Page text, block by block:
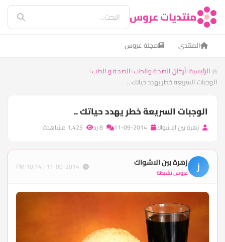
منتديات عروس
المنتدى مجلة عروس
الرئيسية أركان الصحة والطب الصحة و الطب
الوجبات السريعة خطر يهدد حياتك ..
الوجبات السريعة خطر يهدد حياتك ..
زهرة بين الاشواك
ز زهرة بين الاشواك
عروس نشيطة